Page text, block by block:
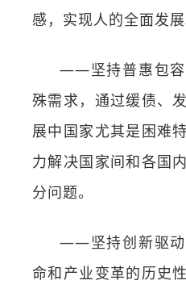
感，实现人的全面发展
——坚持普惠包容
殊需求，通过缓债、
展中国家尤其是困难
力解决国家间和各国
分问题。
——坚持创新驱动
命和产业变革的历史